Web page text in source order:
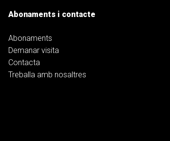
Abonaments i contacte
Abonaments
Demanar visita
Contacta
Treballa amb nosaltres